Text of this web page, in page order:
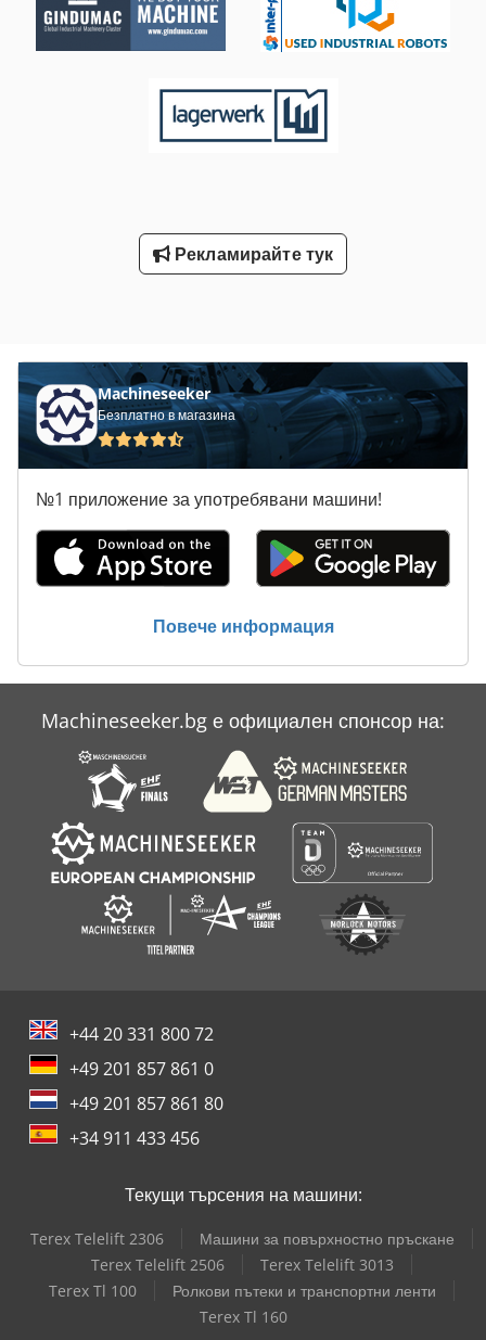
Рекламирайте тук
Machineseeker
Безплатно в магазина
№1 приложение за употребявани машини!
Повече информация
Machineseeker.bg е официален спонсор на:
+44 20 331 800 72
+49 201 857 861 0
+49 201 857 861 80
+34 911 433 456
Текущи търсения на машини:
Terex Telelift 2306
Машини за повърхностно пръскане
Terex Telelift 2506
Terex Telelift 3013
Terex Tl 100
Ролкови пътеки и транспортни ленти
Terex Tl 160